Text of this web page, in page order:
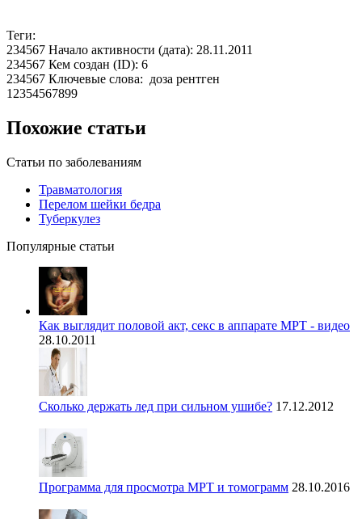
Теги:
234567 Начало активности (дата): 28.11.2011
234567 Кем создан (ID): 6
234567 Ключевые слова: доза рентген
12354567899
Похожие статьи
Статьи по заболеваниям
Травматология
Перелом шейки бедра
Туберкулез
Популярные статьи
Как выглядит половой акт, секс в аппарате МРТ - видео
28.10.2011
Сколько держать лед при сильном ушибе? 17.12.2012
Программа для просмотра МРТ и томограмм 28.10.2016